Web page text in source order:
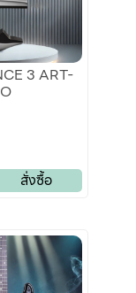
3 ART-
สั่งซื้อ